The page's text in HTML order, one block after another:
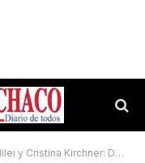
te pongas nerviosa” al “largue Twitter”